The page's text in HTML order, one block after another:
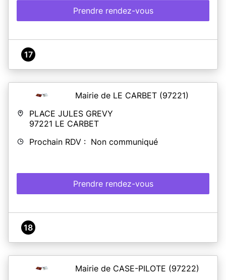
Prendre rendez-vous
17
Mairie de LE CARBET (97221)
PLACE JULES GREVY
97221 LE CARBET
Prochain RDV : Non communiqué
Prendre rendez-vous
18
Mairie de CASE-PILOTE (97222)